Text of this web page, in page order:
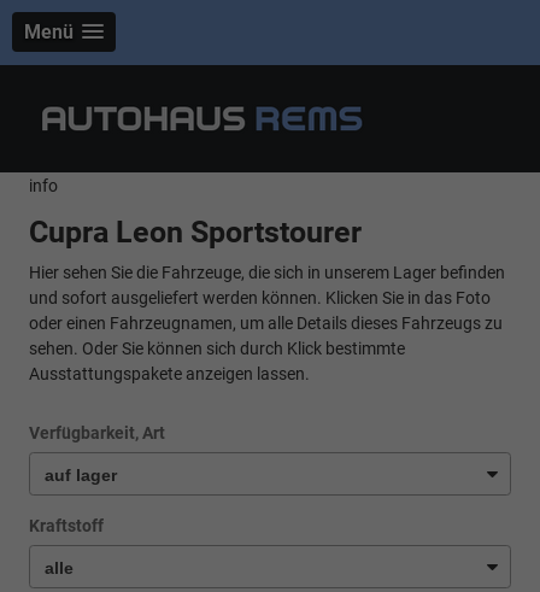
Menü
info
Cupra Leon Sportstourer
Hier sehen Sie die Fahrzeuge, die sich in unserem Lager befinden
und sofort ausgeliefert werden können. Klicken Sie in das Foto
oder einen Fahrzeugnamen, um alle Details dieses Fahrzeugs zu
sehen. Oder Sie können sich durch Klick bestimmte
Ausstattungspakete anzeigen lassen.
Verfügbarkeit, Art
Kraftstoff